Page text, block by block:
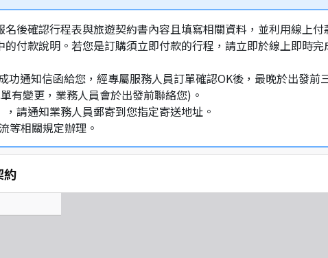
後確認行程表與旅遊契約書內容且填寫相關資料，並利用線上
付款說明。若您是訂購須立即付款的行程，請立即於線上即時
功通知信函給您，經專屬服務人員訂單確認OK後，最晚於出發
有變更，業務人員會於出發前聯絡您)。
請通知業務人員郵寄到您指定寄送地址。
等相關規定辦理。
約